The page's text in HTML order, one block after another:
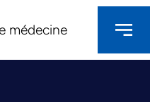
médecine